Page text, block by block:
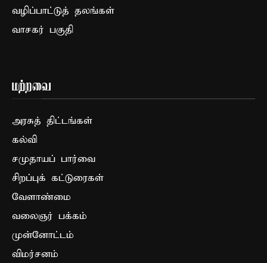
வழிப்பாட்டுத் தலங்கள்
வாசகர் பகுதி
மற்றவை
அரசுத் திட்டங்கள்
கல்வி
சமுதாயப் பார்வை
சிறப்புக் கட்டுரைகள்
வேளாண்மை
வலைஞர் பக்கம்
முன்னோட்டம்
விமர்சனம்